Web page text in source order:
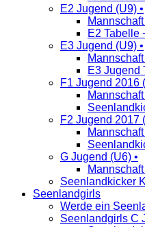
E2 Jugend (U9) •
E2 Tabelle
E3 Jugend (U9) •
E3 Jugend
F1 Jugend 2016
F2 Jugend 2017
G Jugend (U6) •
Seenlandkicker
Seenlandgirls
Werde ein
Seenlandgirls C